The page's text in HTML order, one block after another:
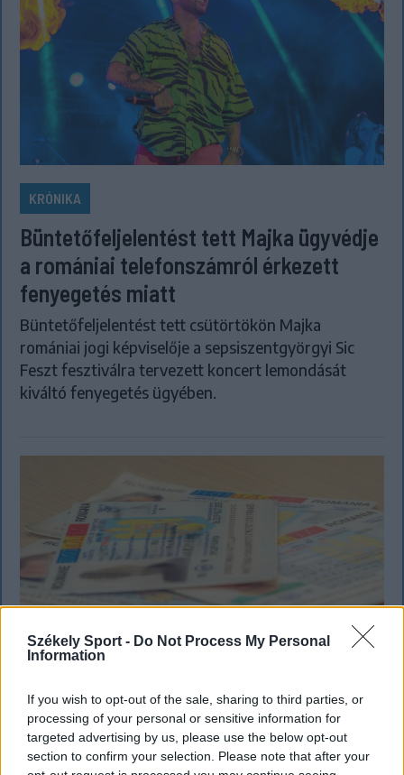
Székely Sport - Do Not Process My Personal
Information
If you wish to opt-out of the sale, sharing to third parties, or
processing of your personal or sensitive information for
targeted advertising by us, please use the below opt-out
section to confirm your selection. Please note that after your
KRÓNIKA
Büntetőfeljelentést tett Majka ügyvédje
a romániai telefonszámról érkezett
fenyegetés miatt
Büntetőfeljelentést tett csütörtökön Majka
romániai jogi képviselője a sepsiszentgyörgyi Sic
Feszt fesztiválra tervezett koncert lemondását
kiváltó fenyegetés ügyében.
KRÓNIKA
Meddig használható még a régi
személyi?